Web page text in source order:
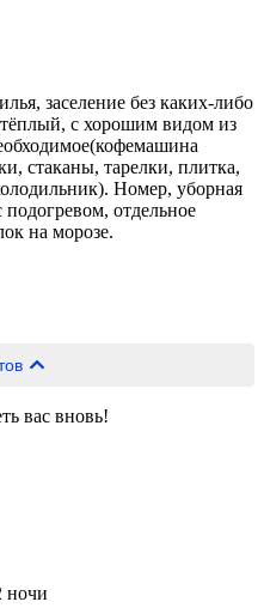
заселение без каких-либо
с хорошим видом из
стаканы, тарелки, плитка,
Номер, уборная
отдельное
на морозе.
вас вновь!
ночи